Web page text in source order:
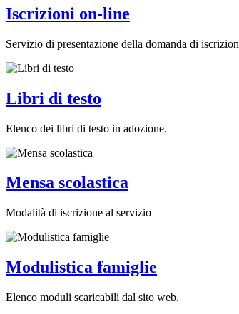
Iscrizioni on-line
Servizio di presentazione della domanda di
Libri di testo
Elenco dei libri di testo in adozione.
Mensa scolastica
Modalità di iscrizione al servizio
Modulistica famiglie
Elenco moduli scaricabili dal sito web.